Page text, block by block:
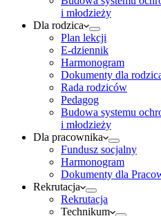
i młodzieży
Dla rodzica
Plan lekcji
E-dziennik
Harmonogram
Dokumenty dla
Rada rodziców
Pedagog
Budowa systemu
i młodzieży
Dla pracownika
Fundusz socjalny
Harmonogram
Dokumenty dla
Rekrutacja
Rekrutacja
Technikum